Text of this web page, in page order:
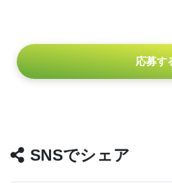
応募す
SNSでシェア